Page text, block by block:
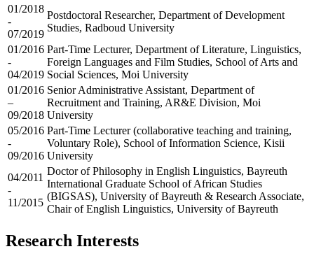
01/2018
-
07/2019
Postdoctoral Researcher, Department of Development
Studies, Radboud University
01/2016
-
04/2019
Part-Time Lecturer, Department of Literature, Linguistics,
Foreign Languages and Film Studies, School of Arts and
Social Sciences, Moi University
01/2016
–
09/2018
Senior Administrative Assistant, Department of
Recruitment and Training, AR&E Division, Moi
University
05/2016
-
09/2016
Part-Time Lecturer (collaborative teaching and training,
Voluntary Role), School of Information Science, Kisii
University
04/2011
-
11/2015
Doctor of Philosophy in English Linguistics, Bayreuth
International Graduate School of African Studies
(BIGSAS), University of Bayreuth & Research Associate,
Chair of English Linguistics, University of Bayreuth
Research Interests